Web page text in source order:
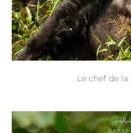
Le chef de